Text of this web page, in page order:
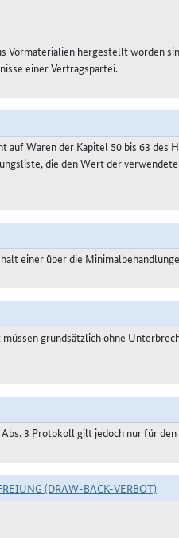
Vormaterialien hergestellt worden
einer Vertragspartei.
Waren der Kapitel 50 bis 63 des
die den Wert der
einer über die
grundsätzlich ohne
3 Protokoll gilt jedoch nur für
(DRAW-BACK-VERBOT)